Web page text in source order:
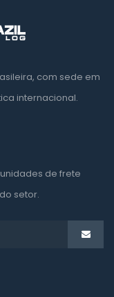
com sede em
internacional.
de frete
setor.